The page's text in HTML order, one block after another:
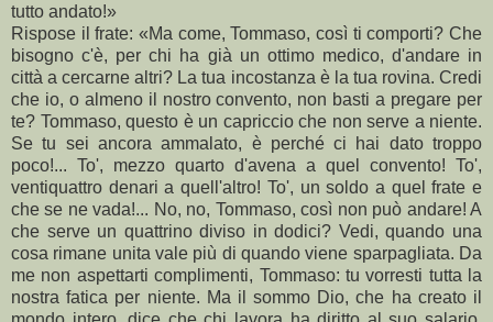
tutto andato!»
Rispose il frate: «Ma come, Tommaso, così ti comporti? Che
bisogno c'è, per chi ha già un ottimo medico, d'andare in
città a cercarne altri? La tua incostanza è la tua rovina. Credi
che io, o almeno il nostro convento, non basti a pregare per
te? Tommaso, questo è un capriccio che non serve a niente.
Se tu sei ancora ammalato, è perché ci hai dato troppo
poco!... To', mezzo quarto d'avena a quel convento! To',
ventiquattro denari a quell'altro! To', un soldo a quel frate e
che se ne vada!... No, no, Tommaso, così non può andare! A
che serve un quattrino diviso in dodici? Vedi, quando una
cosa rimane unita vale più di quando viene sparpagliata. Da
me non aspettarti complimenti, Tommaso: tu vorresti tutta la
nostra fatica per niente. Ma il sommo Dio, che ha creato il